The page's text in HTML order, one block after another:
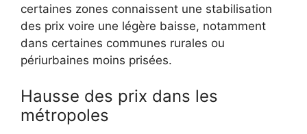
certaines zones connaissent une stabilisation
des prix voire une légère baisse, notamment
dans certaines communes rurales ou
périurbaines moins prisées.
Hausse des prix dans les
métropoles